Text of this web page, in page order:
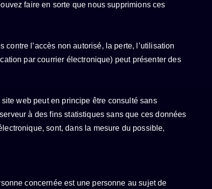
faire en sorte que nous supprimions ces
l’accès non autorisé, la perte, l’utilisation
par courrier électronique) peut présenter des
web peut en principe être consulté sans
à des fins statistiques sans que ces données
sont, dans la mesure du possible,
concernée est une personne au sujet de